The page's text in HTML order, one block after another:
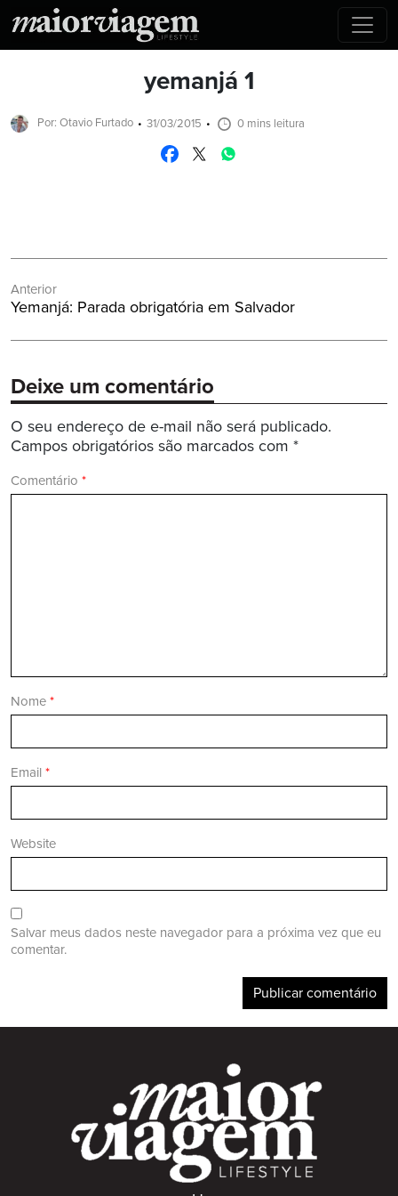
yemanjá 1
Por: Otavio Furtado 31/03/2015 0 mins leitura
de
Anterior
Post
Yemanjá: Parada obrigatória em Salvador
Deixe um comentário
O seu endereço de e-mail não será publicado.
Campos obrigatórios são marcados com *
Comentário *
Nome *
Email *
Website
Salvar meus dados neste navegador para a próxima vez que eu
comentar.